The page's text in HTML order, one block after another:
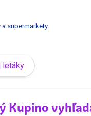
a supermarkety
letáky
Kupino